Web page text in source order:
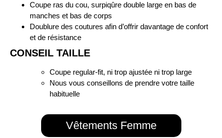
Coupe ras du cou, surpiqûre double large en bas de
manches et bas de corps
Doublure des coutures afin d’offrir davantage de confort
et de résistance
CONSEIL TAILLE
Coupe regular-fit, ni trop ajustée ni trop large
Nous vous conseillons de prendre votre taille
habituelle
Vêtements Femme